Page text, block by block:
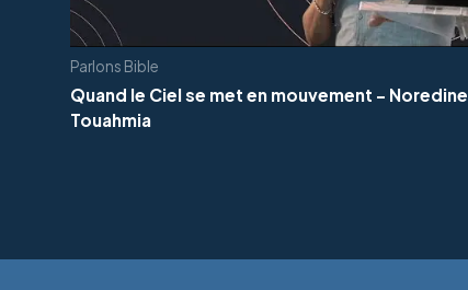
Parlons Bible
Quand le Ciel se met en mouvement - Noredine
Touahmia